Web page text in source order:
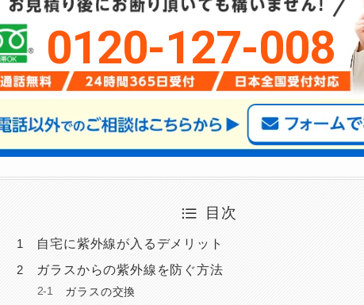
0120-127-008
目次
自宅に紫外線が入るデメリット
ガラスからの紫外線を防ぐ方法
ガラスの交換